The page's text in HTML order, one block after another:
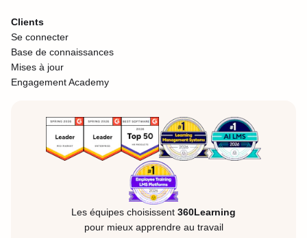
Clients
Se connecter
Base de connaissances
Mises à jour
Engagement Academy
Les équipes choisissent 360Learning
pour mieux apprendre au travail